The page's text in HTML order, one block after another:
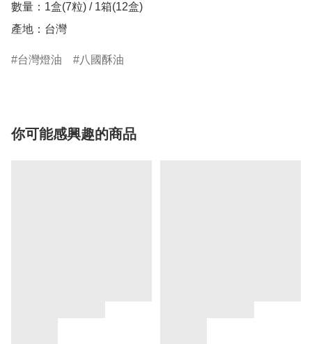
數量：1盒(7粒) / 1箱(12盒)
產地：台灣
台灣燈油 八國酥油
你可能感興趣的商品